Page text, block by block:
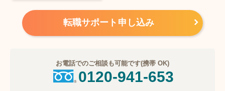
転職サポート申し込み
お電話でのご相談も可能です(携帯 OK)
0120-941-653